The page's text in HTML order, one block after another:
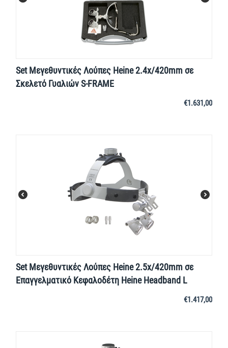
Set Μεγεθυντικές Λούπες Heine 2.4x/420mm σε
Σκελετό Γυαλιών S-FRAME
€1.631,00
Set Μεγεθυντικές Λούπες Heine 2.5x/420mm σε
Επαγγελματικό Κεφαλοδέτη Heine Headband L
€1.417,00